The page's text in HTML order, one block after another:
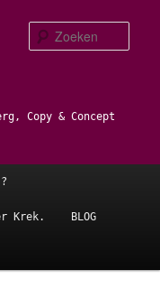
Copy & Concept
Krek. BLOG